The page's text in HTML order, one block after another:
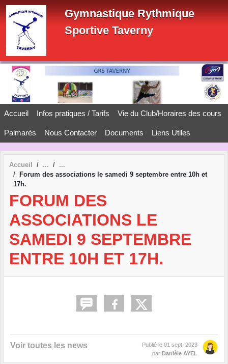
Gymnastique Rythmique
Sportive Taverny
Accueil Infos pratiques / Tarifs Vie du Club/Horaires des cours
Palmarès Nous Contacter Documents Liens Utiles
Accueil
Forum des associations le samedi 9 septembre entre 10h et
17h.
FORUM DES
ASSOCIATIONS LE
SAMEDI 9 SEPTEMBRE
ENTRE 10H ET 17H.
Voir toutes les news Publié le 01 sept. 2023
par Danièle AYEL
Panneau de gestion des cookies